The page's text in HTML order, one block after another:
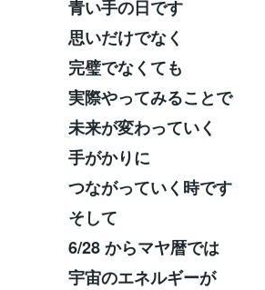
青い手の日です
思いだけでなく
完璧でなくても
実際やってみることで
未来が変わっていく
手がかりに
つながっていく時です
そして
6/28 からマヤ暦では
宇宙のエネルギーが